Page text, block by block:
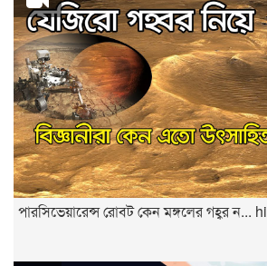
পারসিভেয়ারেন্স রোবট কেন মঙ্গলের গহ্বর ন... hi